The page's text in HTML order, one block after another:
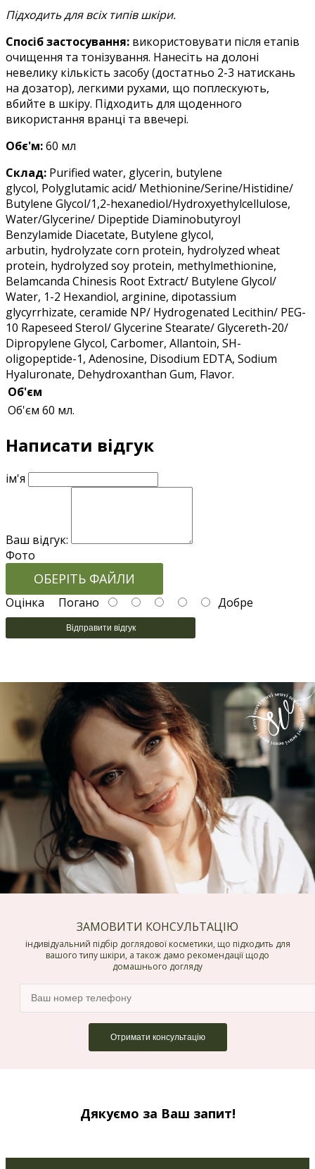
Підходить для всіх типів шкіри.
Спосіб застосування: використовувати після етапів
очищення та тонізування. Нанесіть на долоні
невелику кількість засобу (достатньо 2-3 натискань
на дозатор), легкими рухами, що поплескують,
вбийте в шкіру. Підходить для щоденного
використання вранці та ввечері.
Обє'м:60 мл
Склад: Purified water, glycerin, butylene
glycol, Polyglutamic acid/ Methionine/Serine/Histidine/
Butylene Glycol/1,2-hexanediol/Hydroxyethylcellulose,
Water/Glycerine/ Dipeptide Diaminobutyroyl
Benzylamide Diacetate, Butylene glycol,
arbutin, hydrolyzate corn protein, hydrolyzed wheat
protein, hydrolyzed soy protein, methylmethionine,
Belamcanda Chinesis Root Extract/ Butylene Glycol/
Water, 1-2 Hexandiol, arginine, dipotassium
glycyrrhizate, ceramide NP/ Hydrogenated Lecithin/ PEG-
10 Rapeseed Sterol/ Glycerine Stearate/ Glycereth-20/
Dipropylene Glycol, Carbomer, Allantoin, SH-
oligopeptide-1, Adenosine, Disodium EDTA, Sodium
Hyaluronate, Dehydroxanthan Gum, Flavor.
Об'єм
Об'єм 60 мл.
Написати відгук
ім'я
Ваш відгук:
Фото
ОБЕРІТЬ ФАЙЛИ
Оцінка Погано Добре
Відправити відгук
ЗАМОВИТИ КОНСУЛЬТАЦІЮ
індивідуальний підбір доглядової косметики, що підходить для
вашого типу шкіри, а також дамо рекомендації щодо
домашнього догляду
Дякуємо за Ваш запит!